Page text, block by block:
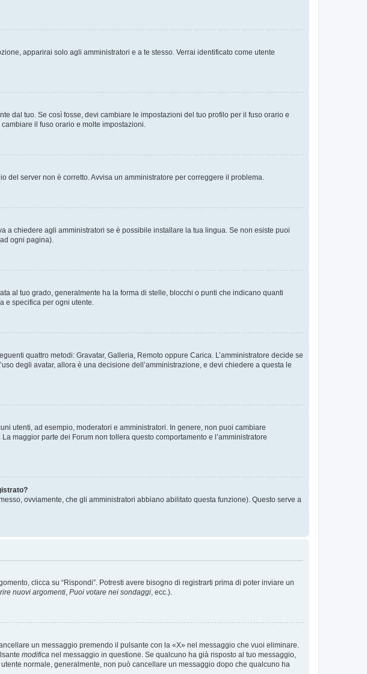
apparirai solo agli amministratori e a te stesso. Verrai identificato come utente
dal tuo. Se così fosse, devi cambiare le impostazioni del tuo profilo per il fuso orario e
il fuso orario e molte impostazioni.
del server non è corretto. Avvisa un amministratore per correggere il problema.
a chiedere agli amministratori se è possibile installare la tua lingua. Se non esiste puoi
ogni pagina).
al tuo grado, generalmente ha la forma di stelle, blocchi o punti che indicano quanti
e specifica per ogni utente.
quattro metodi: Gravatar, Galleria, Remoto oppure Carica. L’amministratore decide se
degli avatar, allora è una decisione dell’amministrazione, e devi chiedere a questa le
utenti, ad esempio, moderatori e amministratori. In genere, non puoi cambiare
maggior parte dei Forum non tollera questo comportamento e l’amministratore
ovviamente, che gli amministratori abbiano abilitato questa funzione). Questo serve a
clicca su “Rispondi”. Potresti avere bisogno di registrarti prima di poter inviare un
nuovi argomenti, Puoi votare nei sondaggi, ecc.).
un messaggio premendo il pulsante con la «X» nel messaggio che vuoi eliminare.
modifica nel messaggio in questione. Se qualcuno ha già risposto al tuo messaggio,
normale, generalmente, non può cancellare un messaggio dopo che qualcuno ha